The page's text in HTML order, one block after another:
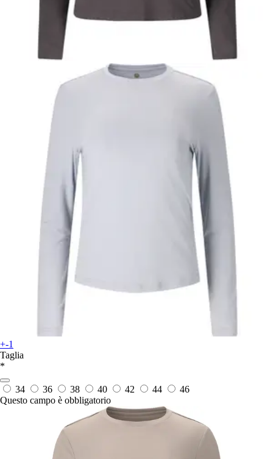
+-1
Taglia
*
34 36 38 40 42 44
46
Questo campo è obbligatorio